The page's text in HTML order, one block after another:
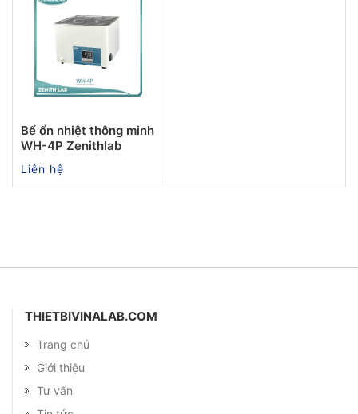
Bể ổn nhiệt thông minh
WH-4P Zenithlab
Liên hệ
THIETBIVINALAB.COM
Trang chủ
Giới thiệu
Tư vấn